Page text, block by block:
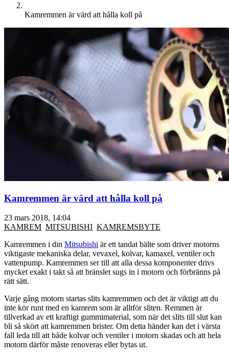
Kamremmen är värd att hålla koll på
Kamremmen är värd att hålla koll på
23 mars 2018, 14:04
KAMREM MITSUBISHI KAMREMSBYTE
Kamremmen i din Mitsubishi är ett tandat bälte som driver motorns
viktigaste mekaniska delar, vevaxel, kolvar, kamaxel, ventiler och
vattenpump. Kamremmen ser till att alla dessa komponenter drivs
mycket exakt i takt så att bränslet sugs in i motorn och förbränns på
rätt sätt.
Varje gång motorn startas slits kamremmen och det är viktigt att du
inte kör runt med en kamrem som är alltför sliten. Remmen är
tillverkad av ett kraftigt gummimaterial, som när det slits till slut kan
bli så skört att kamremmen brister. Om detta händer kan det i värsta
fall leda till att både kolvar och ventiler i motorn skadas och att hela
motorn därför måste renoveras eller bytas ut.